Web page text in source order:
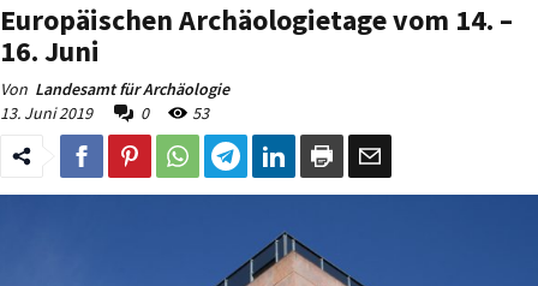
Europäischen Archäologietage vom 14. –
16. Juni
Von Landesamt für Archäologie
13. Juni 2019
0 53